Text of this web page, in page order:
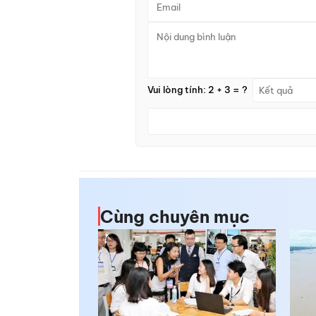
Vui lòng tính: 2 + 3 = ?
Cùng chuyên mục